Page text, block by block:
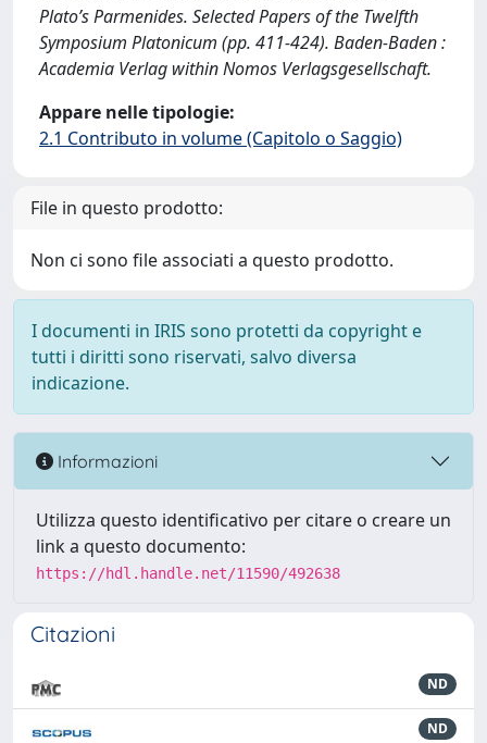
Plato’s Parmenides. Selected Papers of the Twelfth
Symposium Platonicum (pp. 411-424). Baden-Baden :
Academia Verlag within Nomos Verlagsgesellschaft.
Appare nelle tipologie:
2.1 Contributo in volume (Capitolo o Saggio)
File in questo prodotto:
Non ci sono file associati a questo prodotto.
I documenti in IRIS sono protetti da copyright e
tutti i diritti sono riservati, salvo diversa
indicazione.
Informazioni
Utilizza questo identificativo per citare o creare un
link a questo documento:
https://hdl.handle.net/11590/492638
Citazioni
ND
ND